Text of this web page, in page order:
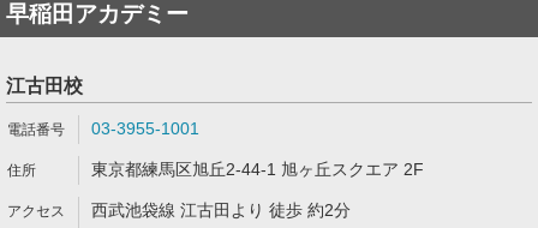
早稲田アカデミー
江古田校
03-3955-1001
東京都練馬区旭丘2-44-1 旭ヶ丘スクエア 2F
西武池袋線 江古田より 徒歩 約2分